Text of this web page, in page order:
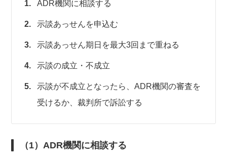
ADR機関に相談する
示談あっせんを申込む
示談あっせん期日を最大3回まで重ねる
示談の成立・不成立
示談が不成立となったら、ADR機関の審査を
受けるか、裁判所で訴訟する
（1）ADR機関に相談する